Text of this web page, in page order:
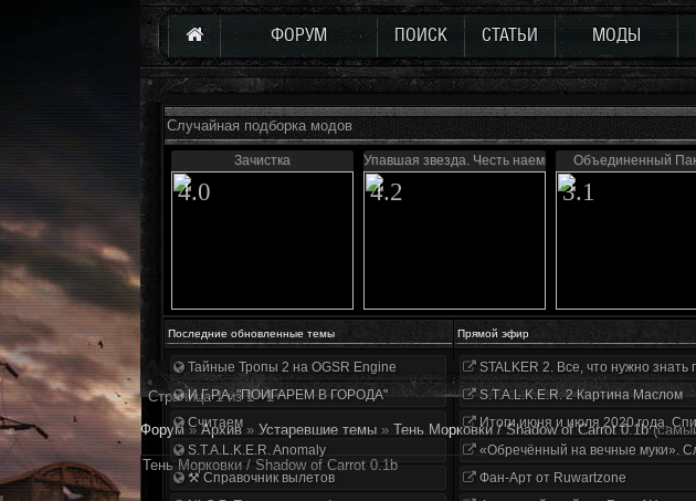
ФОРУМ ПОИСК СТАТЬИ МОДЫ
Случайная подборка модов
Зачистка
4.0
Упавшая звезда. Честь наемника
4.2
Объединенный
3.1
Последние обновленные темы Прямой эфир
Тайные Тропы 2 на OGSR Engine
И.Г.Р.А. "ПОИГАРЕМ В ГОРОДА"
Считаем
S.T.A.L.K.E.R. Anomaly
⚒ Справочник вылетов
STALKER 2. Все, что нужно
S.T.A.L.K.E.R. 2 Картина Маслом
Итоги июня и июля 2020 года.
«Обречённый на вечные муки».
Фан-Арт от Ruwartzone
Страница1из1 1
Форум » Архив » Устаревшие темы » Тень Морковки / Shadow of Carrot 0.1b
Тень Морковки / Shadow of Carrot 0.1b